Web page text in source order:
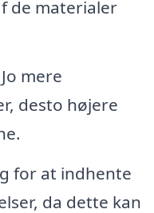
de materialer
mere
desto højere
for at indhente
da dette kan